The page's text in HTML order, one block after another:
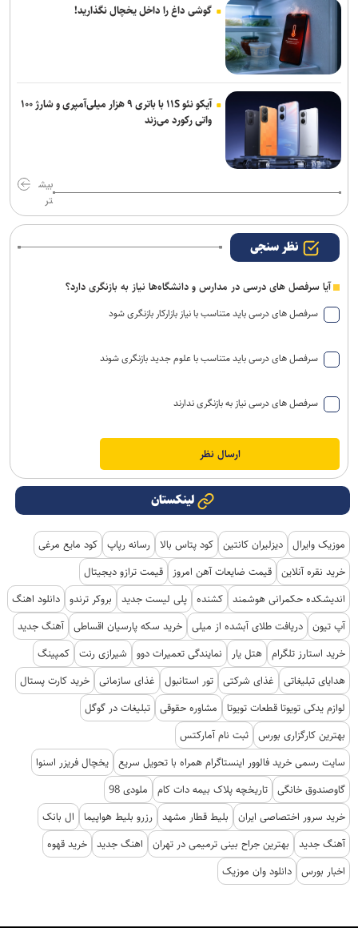
گوشی داغ را داخل یخچال نگذارید!
آیکو نئو ۱۱S با باتری ۹ هزار میلی‌آمپری و شارژ ۱۰۰
واتی رکورد می‌زند
بیش
تر
نظر سنجی
آیا سرفصل های درسی در مدارس و دانشگاه‌ها نیاز به بازنگری دارد؟
سرفصل های درسی باید متناسب با نیاز بازارکار بازنگری شود
سرفصل های درسی باید متناسب با علوم جدید بازنگری شوند
سرفصل های درسی نیاز به بازنگری ندارند
لینکستان
موزیک وایرال دیزلیران کانتین کود پتاس بالا رسانه رپاپ کود مایع مرغی
خرید نقره آنلاین قیمت ضایعات آهن امروز
قیمت ترازو دیجیتال
اندیشکده حکمرانی هوشمند کشنده پلی لیست جدید بروکر ترندو دانلود اهنگ
آپ تیون دریافت طلای آبشده از میلی خرید سکه پارسیان اقساطی آهنگ جدید
خرید استارز تلگرام هتل یار نمایندگی تعمیرات دوو شیرازی رنت کمپینگ
هدایای تبلیغاتی
غذای شرکتی تور استانبول غذای سازمانی خرید کارت پستال
لوازم یدکی تویوتا قطعات تویوتا
مشاوره حقوقی تبلیغات در گوگل
بهترین کارگزاری بورس ثبت نام آمارکتس
سایت رسمی خرید فالوور اینستاگرام همراه با تحویل سریع یخچال فریزر اسنوا
گاوصندوق خانگی تاریخچه پلاک بیمه دات کام
ملودی 98
خرید سرور اختصاصی ایران
بلیط قطار مشهد رزرو بلیط هواپیما
ال بانک
آهنگ جدید
بهترین جراح بینی ترمیمی در تهران اهنگ جدید خرید قهوه
اخبار بورس دانلود وان موزیک